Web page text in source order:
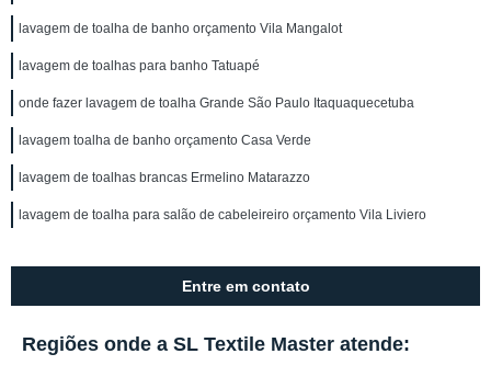
lavagem de toalha de banho orçamento Vila Mangalot
lavagem de toalhas para banho Tatuapé
onde fazer lavagem de toalha Grande São Paulo Itaquaquecetuba
lavagem toalha de banho orçamento Casa Verde
lavagem de toalhas brancas Ermelino Matarazzo
lavagem de toalha para salão de cabeleireiro orçamento Vila Liviero
Entre em contato
Regiões onde a SL Textile Master atende: